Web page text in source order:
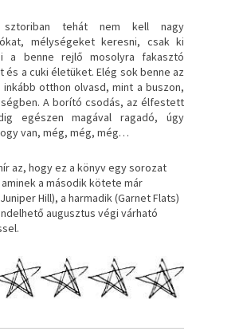
tehát nem kell nagy
mélységeket keresni, csak ki
a benne rejlő mosolyra fakasztó
és a cuki életüket. Elég sok benne az
otthon olvasd, mint a buszon,
A borító csodás, az élfestett
egészen magával ragadó, úgy
van, még, még, még…
az, hogy ez a könyv egy sorozat
a második kötete már
Hill), a harmadik (Garnet Flats)
augusztus végi várható